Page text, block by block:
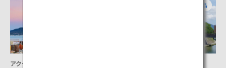
アクティビティ
鹿児島